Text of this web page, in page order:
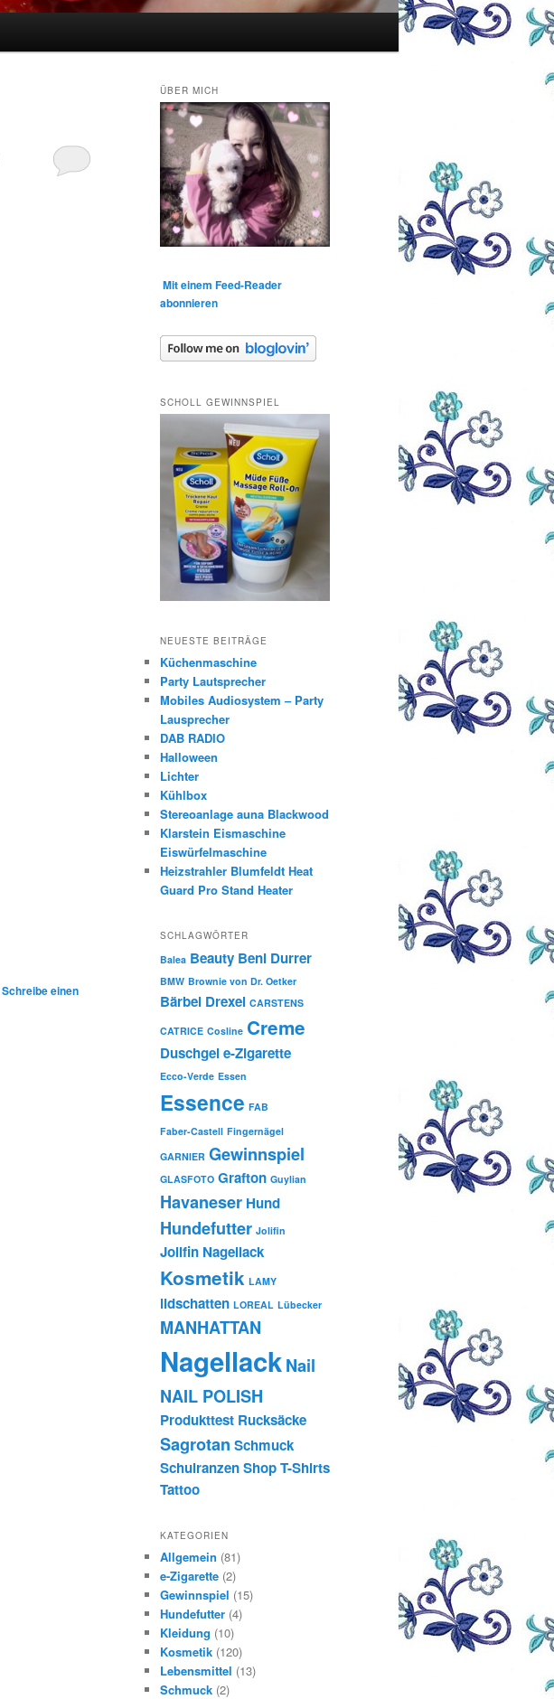
Schreibe einen
ÜBER MICH
Mit einem Feed-Reader
abonnieren
SCHOLL GEWINNSPIEL
NEUESTE BEITRÄGE
Küchenmaschine
Party Lautsprecher
Mobiles Audiosystem – Party
Lausprecher
DAB RADIO
Halloween
Lichter
Kühlbox
Stereoanlage auna Blackwood
Klarstein Eismaschine
Eiswürfelmaschine
Heizstrahler Blumfeldt Heat
Guard Pro Stand Heater
SCHLAGWÖRTER
Balea Beauty Beni Durrer
BMW Brownie von Dr. Oetker
Bärbel Drexel CARSTENS
CATRICE Cosline Creme
Duschgele-Zigarette
Ecco-Verde Essen
Essence FAB
Faber-Castell Fingernägel
GARNIER Gewinnspiel
GLASFOTO Grafton Guylian
Havaneser Hund
Hundefutter Jolifin
Jolifin Nagellack
Kosmetik LAMY
lidschatten LOREAL Lübecker
MANHATTAN
NagellackNail
NAIL POLISH
Produkttest Rucksäcke
Sagrotan Schmuck
SchulranzenShopT-Shirts
Tattoo
KATEGORIEN
Allgemein (81)
e-Zigarette (2)
Gewinnspiel (15)
Hundefutter (4)
Kleidung (10)
Kosmetik (120)
Lebensmittel (13)
Schmuck (2)